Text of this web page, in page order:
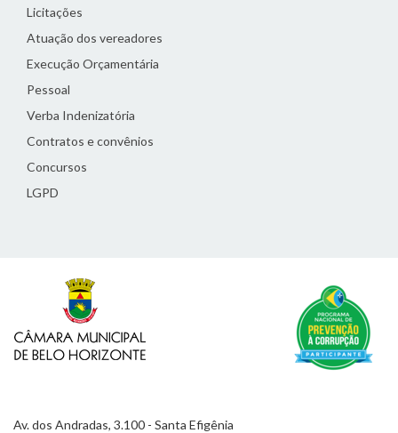
Licitações
Atuação dos vereadores
Execução Orçamentária
Pessoal
Verba Indenizatória
Contratos e convênios
Concursos
LGPD
Av. dos Andradas, 3.100 - Santa Efigênia